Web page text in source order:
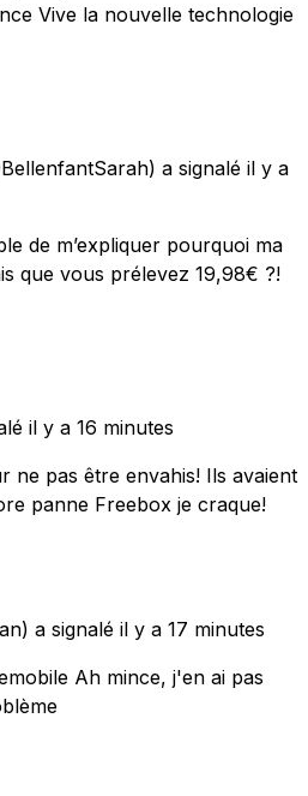
Vive la nouvelle technologie
a signalé il y a
de m’expliquer pourquoi ma
que vous prélevez 19,98€ ?!
il y a 16 minutes
ne pas être envahis! Ils avaient
panne Freebox je craque!
a signalé il y a 17 minutes
Ah mince, j'en ai pas